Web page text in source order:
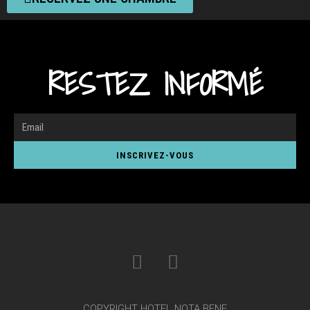
RESTEZ INFORMÉ
INSCRIVEZ-VOUS